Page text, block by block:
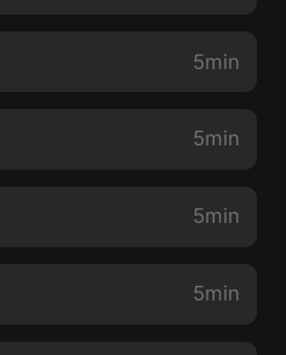
5min
5min
5min
5min